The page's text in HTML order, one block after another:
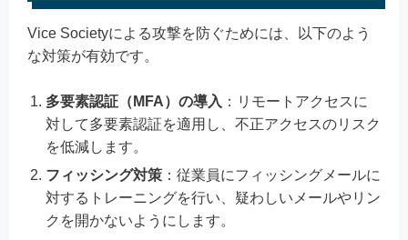
Vice Societyによる攻撃を防ぐためには、以下のよう
な対策が有効です。
多要素認証（MFA）の導入 ：リモートアクセスに
対して多要素認証を適用し、不正アクセスのリスク
を低減します。
フィッシング対策 ：従業員にフィッシングメールに
対するトレーニングを行い、疑わしいメールやリン
クを開かないようにします。